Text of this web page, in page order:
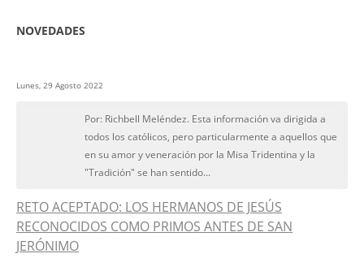
NOVEDADES
Lunes, 29 Agosto 2022
Por: Richbell Meléndez. Esta información va dirigida a
todos los católicos, pero particularmente a aquellos que
en su amor y veneración por la Misa Tridentina y la
"Tradición" se han sentido...
RETO ACEPTADO: LOS HERMANOS DE JESÚS
RECONOCIDOS COMO PRIMOS ANTES DE SAN
JERÓNIMO